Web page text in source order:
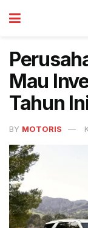
Mau
Tahun
BY MOTORIS